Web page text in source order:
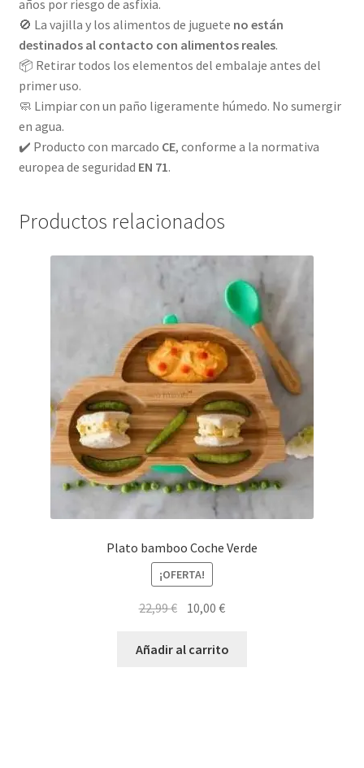
años por riesgo de asfixia.
🚫 La vajilla y los alimentos de juguete no están
destinados al contacto con alimentos reales.
📦 Retirar todos los elementos del embalaje antes del
primer uso.
🧼 Limpiar con un paño ligeramente húmedo. No sumergir
en agua.
✔️ Producto con marcado CE, conforme a la normativa
europea de seguridad EN 71.
Productos relacionados
Plato bamboo Coche Verde
¡OFERTA!
22,99€ El
original
10,00€El
actual
Añadir al carrito